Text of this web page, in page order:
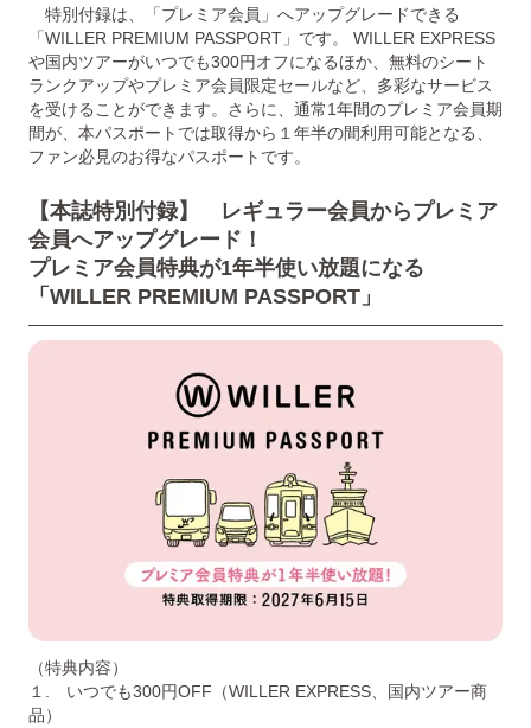
特別付録は、「プレミア会員」へアップグレードできる
「WILLER PREMIUM PASSPORT」です。 WILLER EXPRESS
や国内ツアーがいつでも300円オフになるほか、無料のシート
ランクアップやプレミア会員限定セールなど、多彩なサービス
を受けることができます。さらに、通常1年間のプレミア会員期
間が、本パスポートでは取得から１年半の間利用可能となる、
ファン必見のお得なパスポートです。
【本誌特別付録】 レギュラー会員からプレミア
会員へアップグレード！
プレミア会員特典が1年半使い放題になる
「WILLER PREMIUM PASSPORT」
（特典内容）
１. いつでも300円OFF（WILLER EXPRESS、国内ツアー商
品）